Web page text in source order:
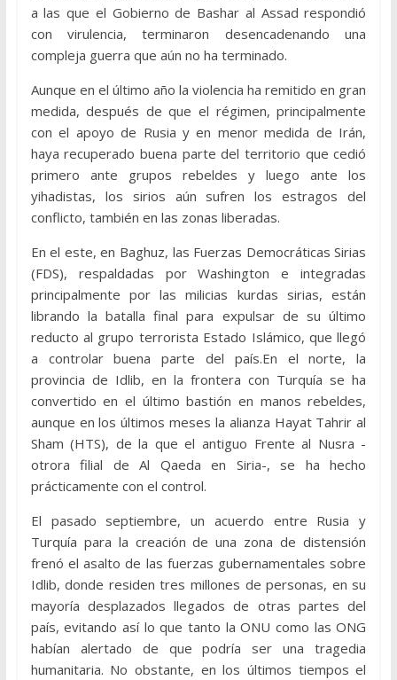
a las que el Gobierno de Bashar al Assad respondió
con virulencia, terminaron desencadenando una
compleja guerra que aún no ha terminado.
Aunque en el último año la violencia ha remitido en gran
medida, después de que el régimen, principalmente
con el apoyo de Rusia y en menor medida de Irán,
haya recuperado buena parte del territorio que cedió
primero ante grupos rebeldes y luego ante los
yihadistas, los sirios aún sufren los estragos del
conflicto, también en las zonas liberadas.
En el este, en Baghuz, las Fuerzas Democráticas Sirias
(FDS), respaldadas por Washington e integradas
principalmente por las milicias kurdas sirias, están
librando la batalla final para expulsar de su último
reducto al grupo terrorista Estado Islámico, que llegó
a controlar buena parte del país.En el norte, la
provincia de Idlib, en la frontera con Turquía se ha
convertido en el último bastión en manos rebeldes,
aunque en los últimos meses la alianza Hayat Tahrir al
Sham (HTS), de la que el antiguo Frente al Nusra -
otrora filial de Al Qaeda en Siria-, se ha hecho
prácticamente con el control.
El pasado septiembre, un acuerdo entre Rusia y
Turquía para la creación de una zona de distensión
frenó el asalto de las fuerzas gubernamentales sobre
Idlib, donde residen tres millones de personas, en su
mayoría desplazados llegados de otras partes del
país, evitando así lo que tanto la ONU como las ONG
habían alertado de que podría ser una tragedia
humanitaria. No obstante, en los últimos tiempos el